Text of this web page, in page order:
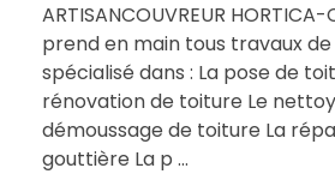
ARTISANCOUVREUR HORTICA-
prend en main tous travaux de
spécialisé dans : La pose de
rénovation de toiture Le
démoussage de toiture La
gouttière La p ...